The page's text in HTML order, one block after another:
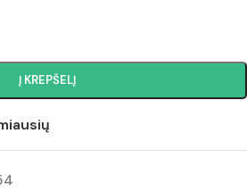
Į KREPŠELĮ